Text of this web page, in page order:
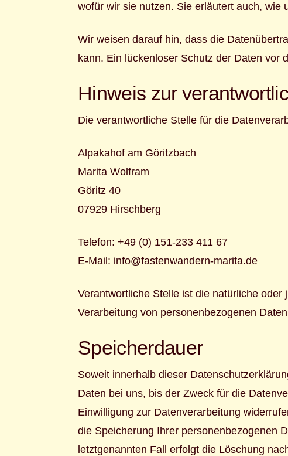
wofür wir sie nutzen. Sie erläutert auch, wie
Wir weisen darauf hin, dass die
kann. Ein lückenloser Schutz der Daten vor
Hinweis zur
Die verantwortliche Stelle für die
Alpakahof am Göritzbach
Marita Wolfram
Göritz 40
07929 Hirschberg
Telefon: +49 (0) 151-233 411 67
E-Mail: info@fastenwandern-marita.de
Verantwortliche Stelle ist die natürliche
Verarbeitung von personenbezogenen
Speicherdauer
Soweit innerhalb dieser
Daten bei uns, bis der Zweck für die
Einwilligung zur Datenverarbeitung
die Speicherung Ihrer personenbezogenen
letztgenannten Fall erfolgt die Löschung